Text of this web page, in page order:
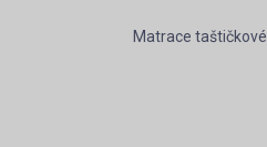
Matrace taštičkové